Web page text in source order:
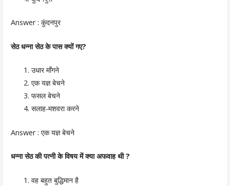
Answer : कुंदनपुर
सेठ धन्ना सेठ के पास क्यों गए?
उधार माँगने
एक यज्ञ बेचने
फसल बेचने
सलाह-मशवरा करने
Answer : एक यज्ञ बेचने
धन्ना सेठ की पत्नी के विषय में क्या अफवाह थी ?
वह बहुत बुद्धिमान है